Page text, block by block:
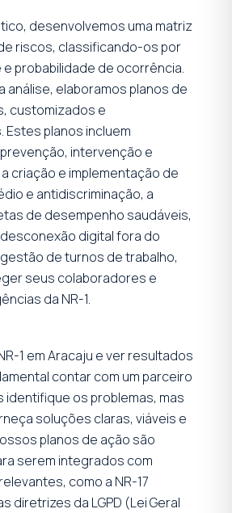
desenvolvemos uma matriz
riscos, classificando-os por
probabilidade de ocorrência.
análise, elaboramos planos de
customizados e
Estes planos incluem
intervenção e
criação e implementação de
e antidiscriminação, a
de desempenho saudáveis,
digital fora do
de turnos de trabalho,
seus colaboradores e
da NR-1.
1 em Aracaju e ver resultados
contar com um parceiro
identifique os problemas, mas
soluções claras, viáveis e
planos de ação são
serem integrados com
como a NR-17
diretrizes da LGPD (Lei Geral